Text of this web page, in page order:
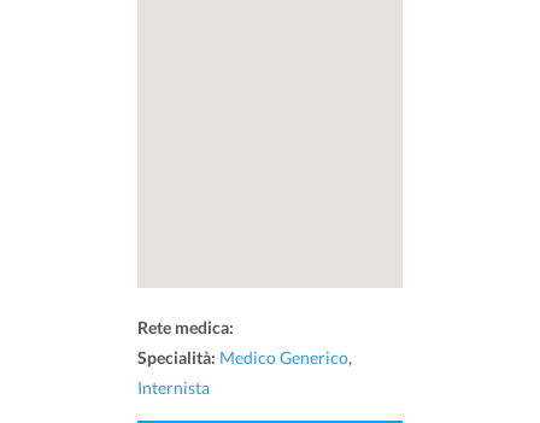
Rete medica:
Specialità: Medico Generico,
Internista